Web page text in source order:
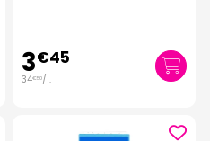
3€45
34€50/l.